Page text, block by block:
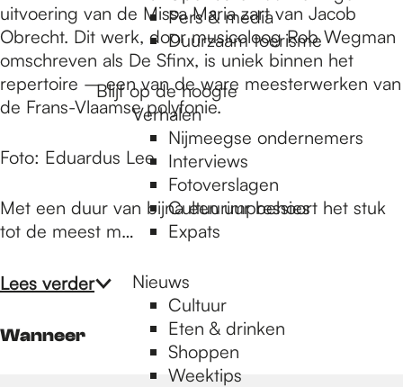
Pers & media
Duurzaam toerisme
Blijf op de hoogte
Verhalen
Nijmeegse ondernemers
Interviews
Fotoverslagen
Cultuurimpressies
Expats
Nieuws
Cultuur
Eten & drinken
Shoppen
Weektips
uitvoering van de Missa Maria zart van Jacob
Obrecht. Dit werk, door musicoloog Rob Wegman
omschreven als De Sfinx, is uniek binnen het
repertoire – een van de ware meesterwerken van
de Frans-Vlaamse polyfonie.
Foto: Eduardus Lee
Met een duur van bijna een uur behoort het stuk
tot de meest m…
Lees verder
Wanneer